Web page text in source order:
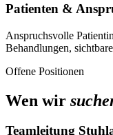
Patienten &
Anspruchsvolle
Behandlungen,
Offene Positionen
Wen wir
Teamleitung